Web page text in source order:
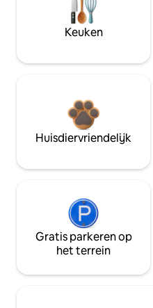
Keuken
Huisdiervriendelijk
Gratis parkeren op
het terrein